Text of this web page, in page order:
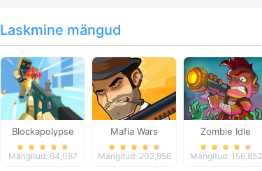
Laskmine mängud
Blockapolypse
Zombie Shooter
Mängitud: 64,087
Mafia Wars
Mängitud: 202,956
Zombie Idle
Defense Online
Mängitud: 156,852